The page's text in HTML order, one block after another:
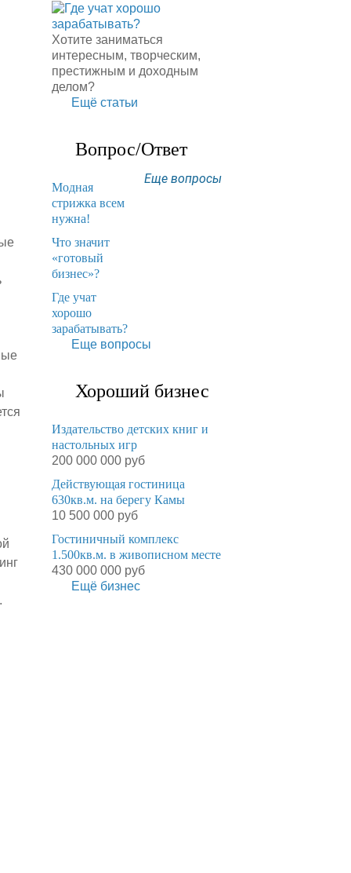
Хотите заниматься
интересным, творческим,
престижным и доходным
делом?
Ещё статьи
Вопрос/Ответ
Еще вопросы
Модная
стрижка всем
нужна!
​Что значит
«готовый
бизнес»?
​Где учат
хорошо
зарабатывать?
Еще вопросы
Хороший бизнес
Издательство детских книг и
настольных игр
200 000 000 руб
Действующая гостиница
630кв.м. на берегу Камы
10 500 000 руб
Гостиничный комплекс
1.500кв.м. в живописном месте
430 000 000 руб
Ещё бизнес